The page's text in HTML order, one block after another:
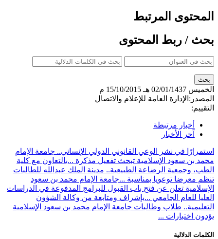
المحتوى المرتبط
بحث / ربط المحتوى
الخميس 02/01/1437 هـ
15/10/2015 م
المصدر: الإدارة العامة للإعلام والاتصال
التقييم:
أخبار مرتبطة
آخر الأخبار
استمرارًا في نشر الوعي القانوني الدولي الإنساني.. جامعة الإمام
محمد بن سعود الإسلامية تبحث تفعيل مذكرة ...بالتعاون مع كلية
الطب، وجمعية الرضاعة الطبيعية.. مدينة الملك عبدالله للطالبات
تنظم معرضا توعويا بمناسبة ...جامعة الإمام محمد بن سعود
الإسلامية تعلن عن فتح باب القبول للبرامج المدفوعة في الدراسات
العليا للعام الجامعي ...بإشراف ومتابعة من وكالة الشؤون
التعليمية.. طلاب وطالبات جامعة الإمام محمد بن سعود الإسلامية
يؤدون اختبارات ...
الكلمات الدلالية